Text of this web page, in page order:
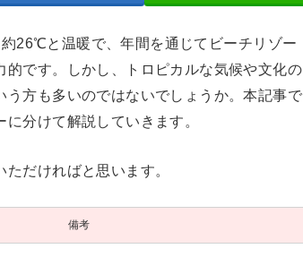
26℃と温暖で、年間を通じてビーチリゾー
的です。しかし、トロピカルな気候や文化の
方も多いのではないでしょうか。本記事で
分けて解説していきます。
だければと思います。
備考